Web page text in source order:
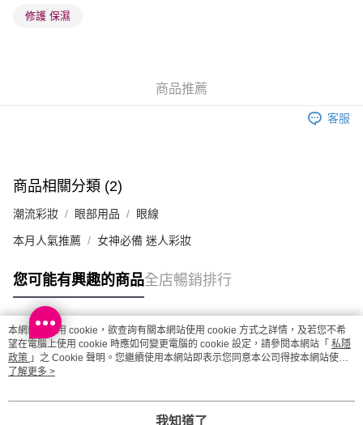
每筆HK$20.00，滿HK$100.00或以上免運費
每筆HK$20.00，滿HK$100.00或以上免運費
運費表
修護 保濕
商品推薦
客服
商品相關分類 (2)
潮流彩妝 眼部用品 眼線
本月人氣推薦 女神必備 迷人彩妝
您可能有興趣的商品全店暢銷排行
熱門標籤
熱銷排行
本網站中使用 cookie，欲查詢有關本網站使用 cookie 方式之詳情，及若您不希
望在電腦上使用 cookie 時應如何變更電腦的 cookie 設定，請參閱本網站「 私隱
政策 」之 Cookie 聲明。您繼續使用本網站即表示您同意本公司得按本網站使用
條款之 Cookie 聲明使用 cookie。
了解更多 >
我知道了